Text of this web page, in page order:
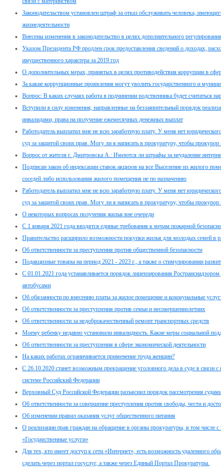
Законодательством установлен штраф за отказ обслуживать человека,
жизнедеятельности
Внесены изменения в законодательство в целях дополнительного
Указом Президента РФ продлен срок предоставления сведений о доходах,
имущественного характера за 2019 год
О дополнительных мерах, принятых в целях противодействия коррупции в
За какие коррупционные проявления могут уволить государственного и
Вопрос: В каких случаях работа в подчинении родственника будет считаться
Вступили в силу изменения, направленные на беззаявительный порядок
инвалидами, права на получение ежемесячных денежных выплат
Работодатель выплатил мне не всю заработную плату. У меня нет
суд за защитой своих прав. Могу ли я написать в прокуратуру, чтобы прокурор
Вопрос от жителя г. Дмитровска А.: Имеются ли штрафы за неудаление
Подписан закон об индексации ставок акцизов на все Выселение из жилого
соседей либо использования жилого помещения не по назначению
Работодатель выплатил мне не всю заработную плату. У меня нет
суд за защитой своих прав. Могу ли я написать в прокуратуру, чтобы прокурор
О некоторых вопросах получения жилья вне очереди
С 1 января 2021 года вводятся единые требования к мерам пожарной
Правительство расширило возможности покупки жилья для молодых семей в
Об ответственности за преступления против общественной безопасности
Подакцизные товары на период 2021 - 2023 г., а также о стимулировании
С 01.01.2021 года устанавливается порядок лицензирования
автобусами
Об обязанности по внесению платы за жилое помещение и коммунальные
Об ответственности за преступления против семьи и несовершеннолетних
Об ответственности за недоброкачественный ремонт транспортных средств
Моему ребенку недавно установили инвалидность. Какие меры социальной
Об ответственности за преступления в сфере экономической деятельности
На каких работах ограничивается применение труда женщин?
С 26.10.2020 станет возможным прекращение уголовного дела в суде в связи
системе Российский Федерации
Верховный Суд Российской Федерации разъяснил порядок рассмотрения
Об ответственности за совершение преступления против свободы, чести и
Об изменении правил оказания услуг общественного питания
О реализации прав граждан на обращение в органы прокуратуры, в том числе с
«Государственные услуги»
Для тех, кто имеет доступ к сети «Интернет», есть возможность удаленного
сделать через портал госуслуг, а также через Единый Портал Прокуратуры.